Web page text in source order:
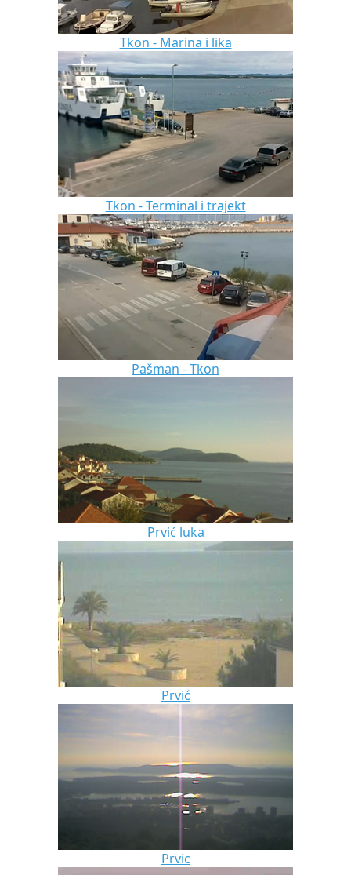
Tkon - Marina i lika
Tkon - Terminal i trajekt
Pašman - Tkon
Prvić luka
Prvić
Prvic